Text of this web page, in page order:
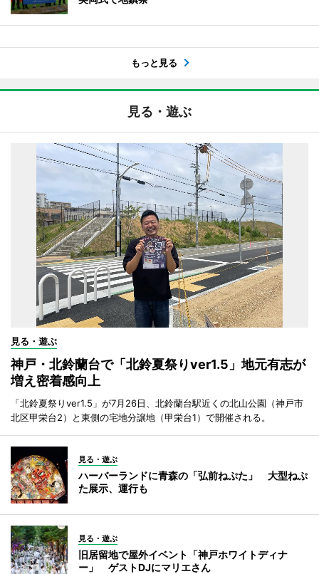
もっと見る
見る・遊ぶ
見る・遊ぶ
神戸・北鈴蘭台で「北鈴夏祭りver1.5」地元有志が
増え密着感向上
「北鈴夏祭りver1.5」が7月26日、北鈴蘭台駅近くの北山公園（神戸市
北区甲栄台2）と東側の宅地分譲地（甲栄台1）で開催される。
見る・遊ぶ
ハーバーランドに青森の「弘前ねぷた」 大型ねぷ
た展示、運行も
見る・遊ぶ
旧居留地で屋外イベント「神戸ホワイトディナ
ー」 ゲストDJにマリエさん